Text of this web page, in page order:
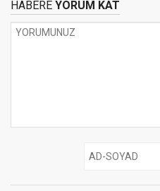
HABERE YORUM KAT